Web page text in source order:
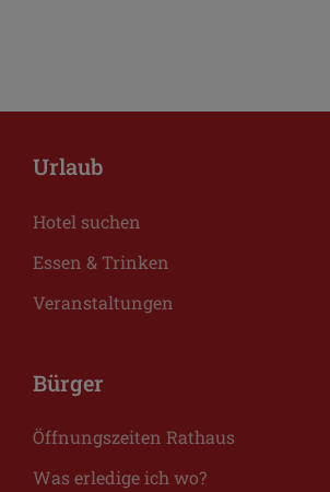
Urlaub
Hotel suchen
Essen & Trinken
Veranstaltungen
Bürger
Öffnungszeiten Rathaus
Was erledige ich wo?